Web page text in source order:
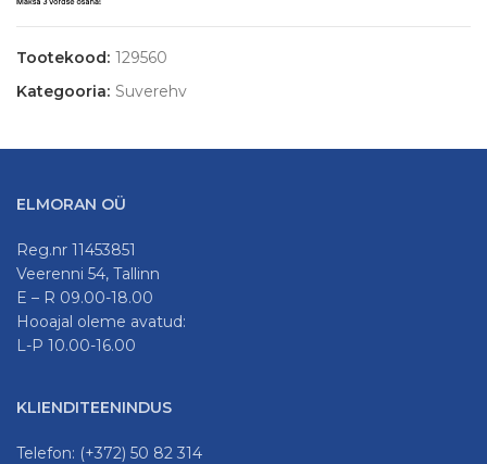
Tootekood: 129560
Kategooria: Suverehv
ELMORAN OÜ
Reg.nr 11453851
Veerenni 54, Tallinn
E – R 09.00-18.00
Hooajal oleme avatud:
L-P 10.00-16.00
KLIENDITEENINDUS
Telefon: (+372) 50 82 314